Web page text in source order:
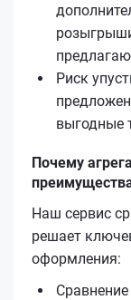
Риск
выгодные
Почему
Наш сервис
решает
оформления: